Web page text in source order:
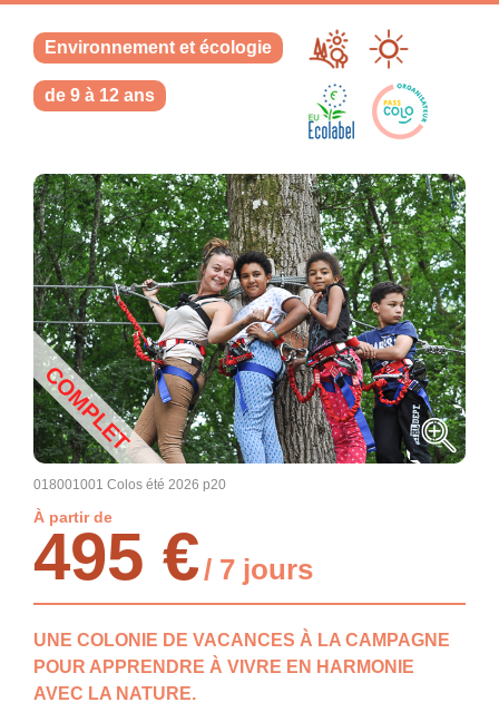
Environnement et écologie
de 9 à 12 ans
COMPLET
018001001 Colos été 2026 p20
À partir de
495 €/ 7 jours
UNE COLONIE DE VACANCES À LA CAMPAGNE
POUR APPRENDRE À VIVRE EN HARMONIE
AVEC LA NATURE.